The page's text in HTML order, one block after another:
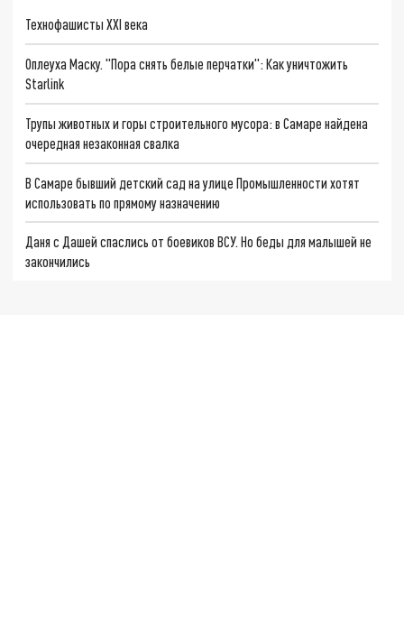
Технофашисты XXI века
Оплеуха Маску. "Пора снять белые перчатки": Как уничтожить
Starlink
Трупы животных и горы строительного мусора: в Самаре найдена
очередная незаконная свалка
В Самаре бывший детский сад на улице Промышленности хотят
использовать по прямому назначению
Даня с Дашей спаслись от боевиков ВСУ. Но беды для малышей не
закончились